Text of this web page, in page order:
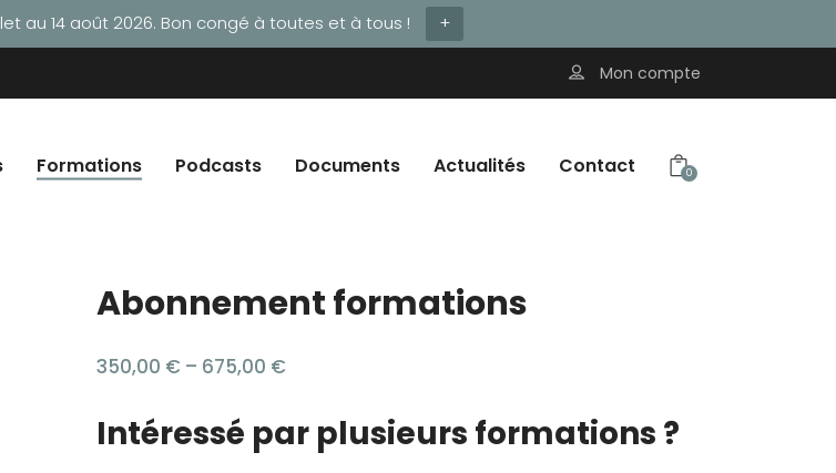
au 14 août 2026. Bon congé à toutes et à tous ! +
Mon compte
Formations Podcasts Documents Actualités Contact 0
Abonnement formations
350,00 € – 675,00 €
Intéressé par plusieurs formations ?